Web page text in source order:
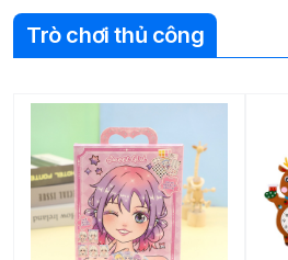
Trò chơi thủ công